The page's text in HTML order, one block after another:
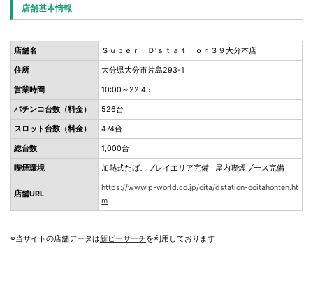
店舗基本情報
店舗名 Ｓｕｐｅｒ Ｄ’ｓｔａｔｉｏｎ３９大分本店
住所 大分県大分市片島293-1
営業時間 10:00～22:45
パチンコ台数（料金） 526台
スロット台数（料金） 474台
総台数 1,000台
喫煙環境 加熱式たばこプレイエリア完備 屋内喫煙ブース完備
店舗URL
https://www.p-world.co.jp/oita/dstation-ooitahonten.ht
m
※当サイトの店舗データは新ピーサーチを利用しております